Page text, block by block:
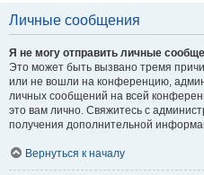
Личные сообщения
Я не могу отправить личные
Это может быть вызвано тремя
или не вошли на конференцию,
личных сообщений на всей
это вам лично. Свяжитесь с
получения дополнительной
Вернуться к началу